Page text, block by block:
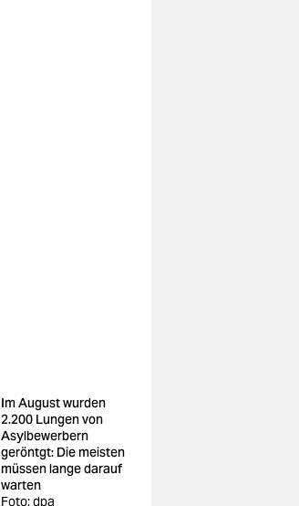
Im August wurden
2.200 Lungen von
Asylbewerbern
geröntgt: Die meisten
müssen lange darauf
warten
Foto: dpa